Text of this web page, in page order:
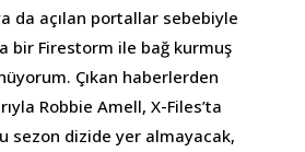
da açılan portallar sebebiyle
bir Firestorm ile bağ kurmuş
Çıkan haberlerden
Robbie Amell, X-Files’ta
sezon dizide yer almayacak,